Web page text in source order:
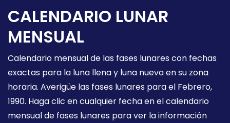
CALENDARIO LUNAR
MENSUAL
Calendario mensual de las fases lunares con fechas
exactas para la luna llena y luna nueva en su zona
horaria. Averigüe las fases lunares para el Febrero,
1990. Haga clic en cualquier fecha en el calendario
mensual de fases lunares para ver la información